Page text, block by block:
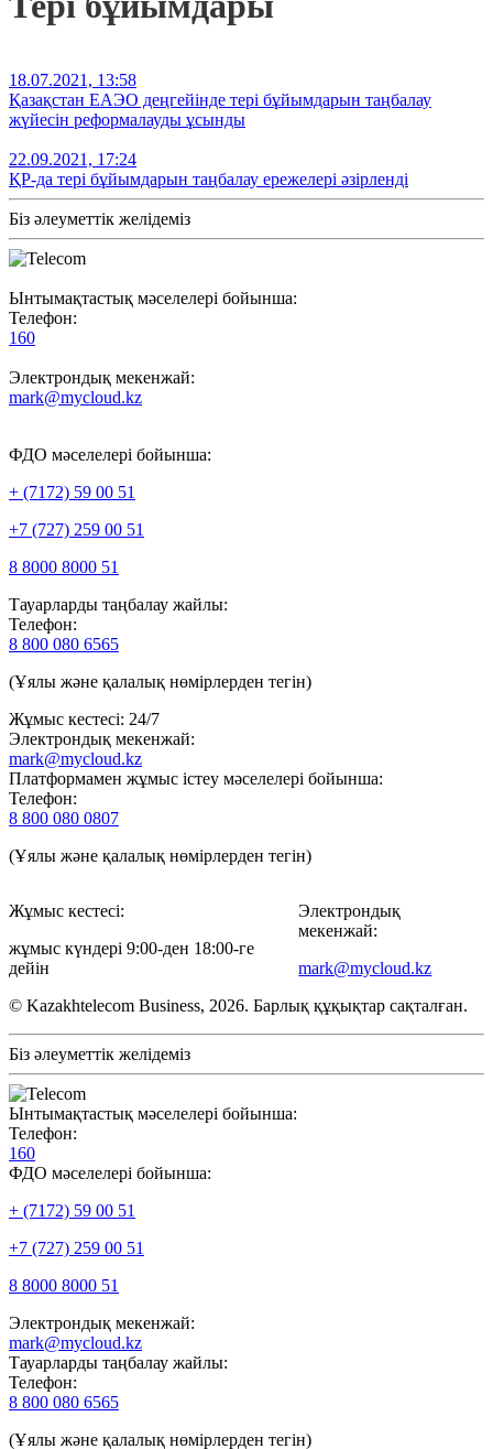
18.07.2021, 13:58
Қазақстан ЕАЭО деңгейінде тері бұйымдарын таңбалау
жүйесін реформалауды ұсынды
22.09.2021, 17:24
ҚР-да тері бұйымдарын таңбалау ережелері әзірленді
Біз әлеуметтік желідеміз
Ынтымақтастық мәселелері бойынша:
Телефон:
160
Электрондық мекенжай:
mark@mycloud.kz
ФДО мәселелері бойынша:
+ (7172) 59 00 51
+7 (727) 259 00 51
8 8000 8000 51
Тауарларды таңбалау жайлы:
Телефон:
8 800 080 6565
(Ұялы және қалалық нөмірлерден тегін)
Жұмыс кестесі: 24/7
Электрондық мекенжай:
mark@mycloud.kz
Платформамен жұмыс істеу мәселелері бойынша:
Телефон:
8 800 080 0807
(Ұялы және қалалық нөмірлерден тегін)
Жұмыс кестесі:
жұмыс күндері 9:00-ден 18:00-ге
дейін
Электрондық
мекенжай:
mark@mycloud.kz
© Kazakhtelecom Business, 2026. Барлық құқықтар сақталған.
Біз әлеуметтік желідеміз
Ынтымақтастық мәселелері бойынша:
Телефон:
160
ФДО мәселелері бойынша:
+ (7172) 59 00 51
+7 (727) 259 00 51
8 8000 8000 51
Электрондық мекенжай:
mark@mycloud.kz
Тауарларды таңбалау жайлы:
Телефон:
8 800 080 6565
(Ұялы және қалалық нөмірлерден тегін)